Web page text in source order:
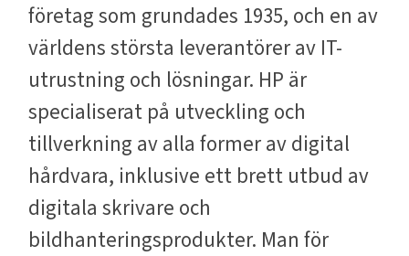
företag som grundades 1935, och en av
världens största leverantörer av IT-
utrustning och lösningar. HP är
specialiserat på utveckling och
tillverkning av alla former av digital
hårdvara, inklusive ett brett utbud av
digitala skrivare och
bildhanteringsprodukter. Man för